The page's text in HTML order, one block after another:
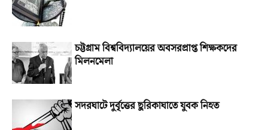
চট্টগ্রাম বিশ্ববিদ্যালয়ের অবসরপ্রাপ্ত শিক্ষকদের
মিলনমেলা
সদরঘাটে দুর্বৃত্তের ছুরিকাঘাতে যুবক নিহত